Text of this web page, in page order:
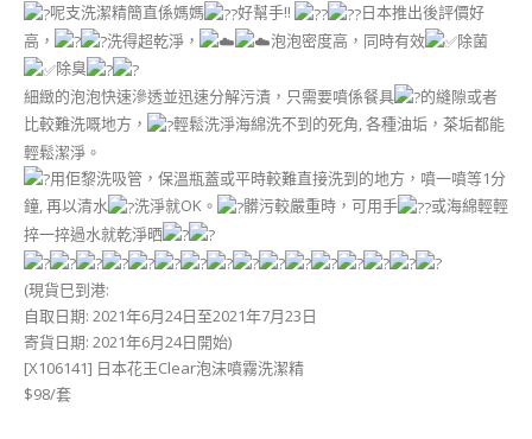
呢支洗潔精簡直係媽媽
好幫手!!
日本推出後評價好
高，
洗得超乾淨， 泡泡密度高，同時有效
除菌
除臭
細緻的泡泡快速滲透並迅速分解污漬，只需要噴係餐具
的縫隙或者
比較難洗嘅地方，
輕鬆洗淨海綿洗不到的死角, 各種油垢，茶垢都能
輕鬆潔淨。
用佢黎洗吸管，保溫瓶蓋或平時較難直接洗到的地方，噴一噴等1分
鐘, 再以清水
洗淨就OK。 髒污較嚴重時，可用手
或海綿輕輕
捽一捽過水就乾淨晒
(現貨巳到港:
自取日期: 2021年6月24日至2021年7月23日
寄貨日期: 2021年6月24日開始)
[X106141] 日本花王Clear泡沫噴霧洗潔精
$98/套